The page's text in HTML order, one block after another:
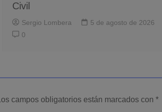
Civil
Sergio Lombera
5 de agosto de 2026
0
Los campos obligatorios están marcados con *